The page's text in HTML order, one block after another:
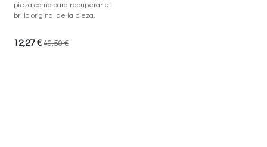
pieza como para recuperar el
brillo original de la pieza.
12,27€ 49,50€